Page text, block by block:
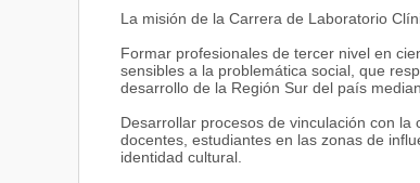
La misión de la Carrera de Laboratorio
Formar profesionales de tercer nivel en
sensibles a la problemática social, que
desarrollo de la Región Sur del país
Desarrollar procesos de vinculación con
docentes, estudiantes en las zonas de
identidad cultural.